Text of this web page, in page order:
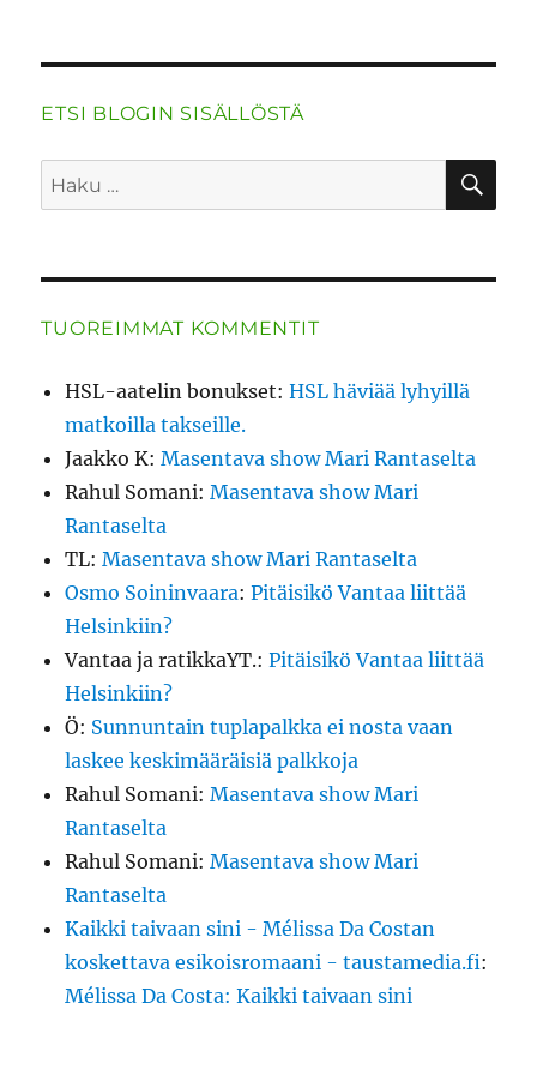
ETSI BLOGIN SISÄLLÖSTÄ
Etsi:
TUOREIMMAT KOMMENTIT
HSL-aatelin bonukset:HSL häviää lyhyillä
matkoilla takseille.
Jaakko K:Masentava show Mari Rantaselta
Rahul Somani:Masentava show Mari
Rantaselta
TL:Masentava show Mari Rantaselta
Osmo Soininvaara:Pitäisikö Vantaa liittää
Helsinkiin?
Vantaa ja ratikkaYT.:Pitäisikö Vantaa liittää
Helsinkiin?
Ö: Sunnuntain tuplapalkka ei nosta vaan
laskee keskimääräisiä palkkoja
Rahul Somani:Masentava show Mari
Rantaselta
Rahul Somani:Masentava show Mari
Rantaselta
Kaikki taivaan sini - Mélissa Da Costan
koskettava esikoisromaani - taustamedia.fi:
Mélissa Da Costa: Kaikki taivaan sini